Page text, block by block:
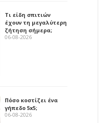
Τι είδη σπιτιών
έχουν τη μεγαλύτερη
ζήτηση σήμερα;
06-08-2026
Πόσο κοστίζει ένα
γήπεδο 5x5;
06-08-2026